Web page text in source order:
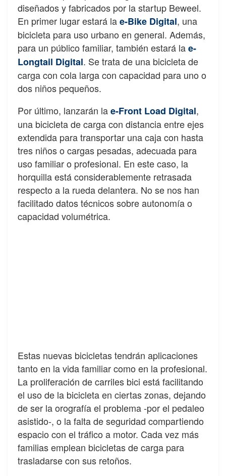
diseñados y fabricados por la startup Beweel.
En primer lugar estará lae-Bike Digital, una
bicicleta para uso urbano en general. Además,
para un público familiar, también estará lae-
Longtail Digital. Se trata de una bicicleta de
carga con cola larga con capacidad para uno o
dos niños pequeños.
Por último, lanzarán lae-Front Load Digital,
una bicicleta de carga con distancia entre ejes
extendida para transportar una caja con hasta
tres niños o cargas pesadas, adecuada para
uso familiar o profesional. En este caso, la
horquilla está considerablemente retrasada
respecto a la rueda delantera. No se nos han
facilitado datos técnicos sobre autonomía o
capacidad volumétrica.
Estas nuevas bicicletas tendrán aplicaciones
tanto en la vida familiar como en la profesional.
La proliferación de carriles bici está facilitando
el uso de la bicicleta en ciertas zonas, dejando
de ser la orografía el problema -por el pedaleo
asistido-, o la falta de seguridad compartiendo
espacio con el tráfico a motor. Cada vez más
familias emplean bicicletas de carga para
trasladarse con sus retoños.